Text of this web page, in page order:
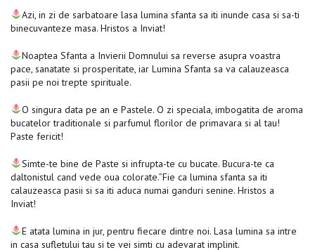
Azi, in zi de sarbatoare lasa lumina sfanta sa iti inunde casa si sa-ti
binecuvanteze masa. Hristos a Inviat!
Noaptea Sfanta a Invierii Domnului sa reverse asupra voastra
pace, sanatate si prosperitate, iar Lumina Sfanta sa va calauzeasca
pasii pe noi trepte spirituale.
O singura data pe an e Pastele. O zi speciala, imbogatita de aroma
bucatelor traditionale si parfumul florilor de primavara si al tau!
Paste fericit!
Simte-te bine de Paste si infrupta-te cu bucate. Bucura-te ca
daltonistul cand vede oua colorate.”Fie ca lumina sfanta sa iti
calauzeasca pasii si sa iti aduca numai ganduri senine. Hristos a
Inviat!
E atata lumina in jur, pentru fiecare dintre noi. Lasa lumina sa intre
in casa sufletului tau si te vei simti cu adevarat implinit.